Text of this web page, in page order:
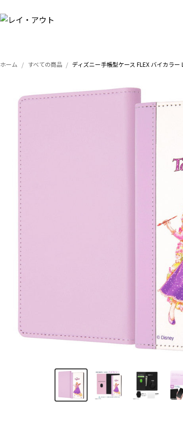
ホーム すべての商品 ディズニー手帳型ケース FLEX バイカラー L